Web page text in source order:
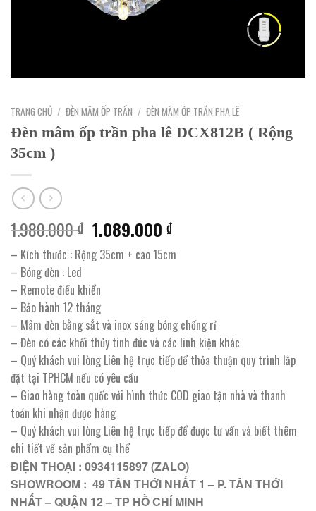
TRANG CHỦ / ĐÈN MÂM ỐP TRẦN / ĐÈN MÂM ỐP TRẦN PHA LÊ
Đèn mâm ốp trần pha lê DCX812B ( Rộng
35cm )
1.980.000₫ Giá
gốc
là:
1.980.000 ₫.
1.089.000₫Giá
hiện
tại
– Kích thước : Rộng 35cm + cao 15cm
– Bóng đèn : Led
– Remote điều khiển
– Bảo hành 12 tháng
– Mâm đèn bằng sắt và inox sáng bóng chống rỉ
– Đèn có các khối thủy tinh đúc và các linh kiện khác
– Quý khách vui lòng Liên hệ trực tiếp để thỏa thuận quy trình lắp
đặt tại TPHCM nếu có yêu cầu
– Giao hàng toàn quốc với hình thức COD giao tận nhà và thanh
toán khi nhận được hàng
– Quý khách vui lòng Liên hệ trực tiếp để được tư vấn và biết thêm
chi tiết về sản phẩm cụ thể
ĐIỆN THOẠI : 0934115897 (ZALO)
SHOWROOM : 49 TÂN THỚI NHẤT 1 – P. TÂN THỚI
NHẤT – QUẬN 12 – TP HỒ CHÍ MINH